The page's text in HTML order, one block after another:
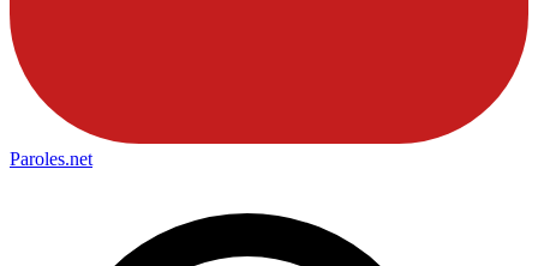
Paroles.net